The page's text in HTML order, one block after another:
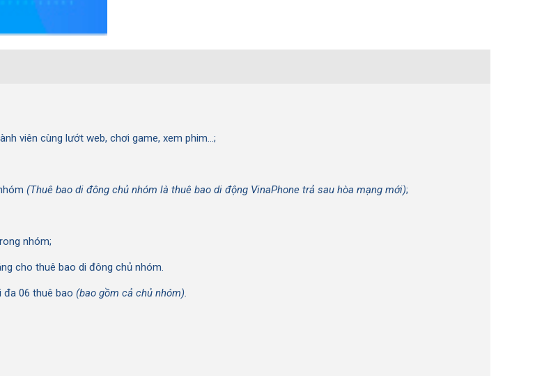
viên cùng lướt web, chơi game, xem phim…;
(Thuê bao di đông chủ nhóm là thuê bao di động VinaPhone trả sau hòa mạng mới);
nhóm;
cho thuê bao di đông chủ nhóm.
đa 06 thuê bao (bao gồm cả chủ nhóm).